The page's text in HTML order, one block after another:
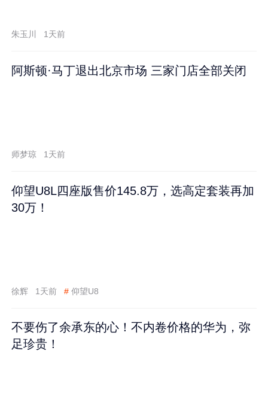
朱玉川 1天前
阿斯顿·马丁退出北京市场 三家门店全部关闭
师梦琼 1天前
仰望U8L四座版售价145.8万，选高定套装再加
30万！
徐辉 1天前 # 仰望U8
不要伤了余承东的心！不内卷价格的华为，弥
足珍贵！